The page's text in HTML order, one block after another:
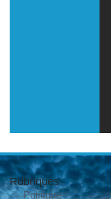
Rubriques
Politique